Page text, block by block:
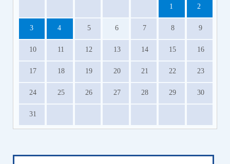
1 2
3 4 5 6 7 8 9
10 11 12 13 14 15 16
17 18 19 20 21 22 23
24 25 26 27 28 29 30
31